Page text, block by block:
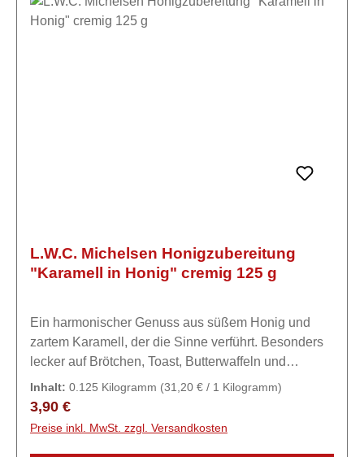
L.W.C. Michelsen Honigzubereitung
"Karamell in Honig" cremig 125 g
Ein harmonischer Genuss aus süßem Honig und
zartem Karamell, der die Sinne verführt. Besonders
lecker auf Brötchen, Toast, Butterwaffeln und
Rosinenstollen - köstlich in
Heißgetränken.Zutaten98,3% Honig, 1,7%
Inhalt: 0.125 Kilogramm (31,20 € / 1 Kilogramm)
Regulärer Preis:
3,90 €
Preise inkl. MwSt. zzgl. Versandkosten